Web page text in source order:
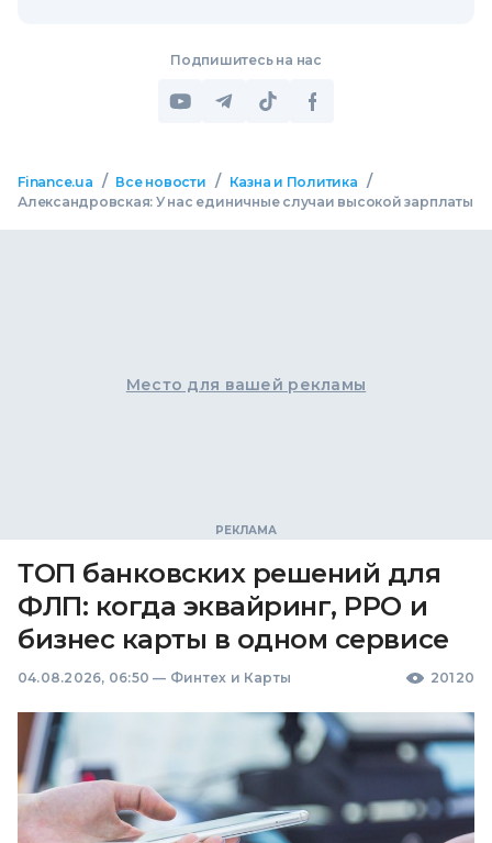
Подпишитесь на нас
Finance.ua / Все новости / Казна и Политика /
Александровская: У нас единичные случаи высокой зарплаты
Место для вашей рекламы
ТОП банковских решений для
ФЛП: когда эквайринг, РРО и
бизнес карты в одном сервисе
04.08.2026, 06:50 — Финтех и Карты 20120